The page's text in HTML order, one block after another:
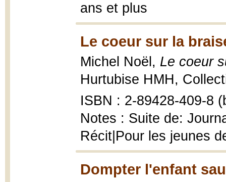
ans et plus
Le coeur sur la
Michel Noël, Le coeur
Hurtubise HMH,
ISBN : 2-89428-409-8
Notes : Suite de:
Récit|Pour les jeunes
Dompter l'enfant